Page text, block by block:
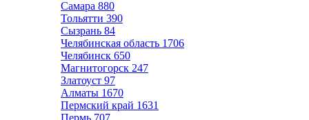
Самара 880
Тольятти 390
Сызрань 84
Челябинская область 1706
Челябинск 650
Магнитогорск 247
Златоуст 97
Алматы 1670
Пермский край 1631
Пермь 707